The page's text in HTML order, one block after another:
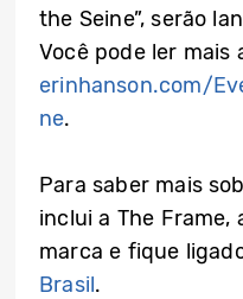
the Seine”, serão
Você pode ler mais
erinhanson.com/
ne.
Para saber mais
inclui a The Frame,
marca e fique
Brasil.